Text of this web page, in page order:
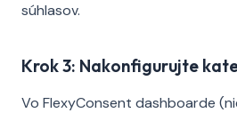
súhlasov.
Krok 3: Nakonfigurujte
Vo FlexyConsent dashboarde